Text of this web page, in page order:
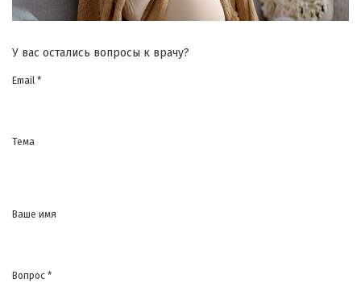
У вас остались вопросы к врачу?
Email *
Тема
Ваше имя
Вопрос *